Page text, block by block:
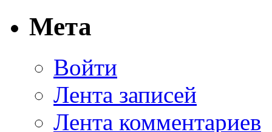
Мета
Войти
Лента записей
Лента комментариев